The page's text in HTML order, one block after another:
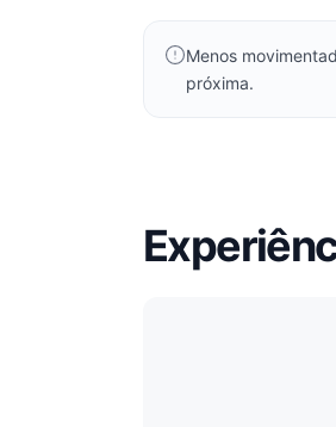
Menos
próxima.